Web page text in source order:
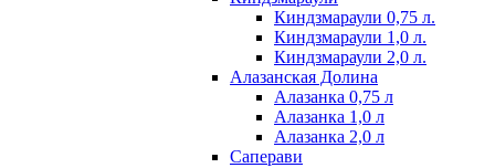
Киндзмараули 0,75 л.
Киндзмараули 1,0 л.
Киндзмараули 2,0 л.
Алазанская Долина
Алазанка 0,75 л
Алазанка 1,0 л
Алазанка 2,0 л
Саперави